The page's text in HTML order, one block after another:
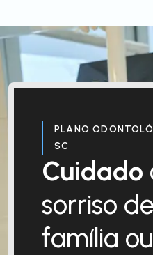
PLANO
SC
Cuidado
sorriso
família